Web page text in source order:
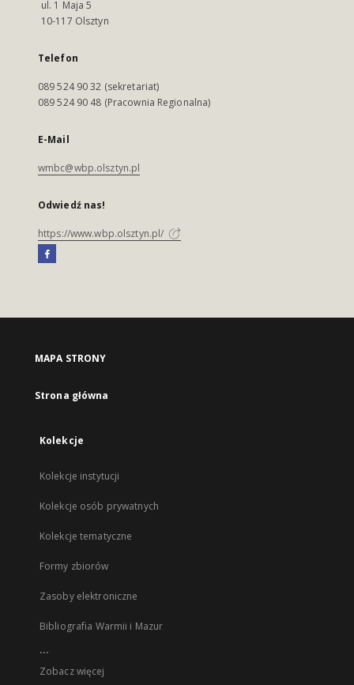
ul. 1 Maja 5
10-117 Olsztyn
Telefon
089 524 90 32 (sekretariat)
089 524 90 48 (Pracownia Regionalna)
E-Mail
wmbc@wbp.olsztyn.pl
Odwiedź nas!
https://www.wbp.olsztyn.pl/
MAPA STRONY
Strona główna
Kolekcje
Kolekcje instytucji
Kolekcje osób prywatnych
Kolekcje tematyczne
Formy zbiorów
Zasoby elektroniczne
Bibliografia Warmii i Mazur
...
Zobacz więcej